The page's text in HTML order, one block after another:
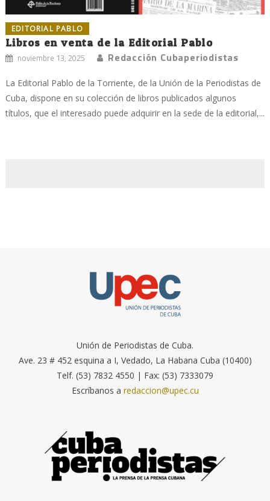
EDITORIAL PABLO
Libros en venta de la Editorial Pablo
noviembre 13, 2025 Redacción Cubaperiodistas
La Editorial Pablo de la Torriente, de la Unión de la Periodistas de
Cuba, dispone en su colección de libros publicados algunos
títulos, que el interesado puede adquirir en la sede de la editorial,...
Unión de Periodistas de Cuba.
Ave. 23 # 452 esquina a I, Vedado, La Habana Cuba (10400)
Telf. (53) 7832 4550 | Fax: (53) 7333079
Escríbanos a redaccion@upec.cu